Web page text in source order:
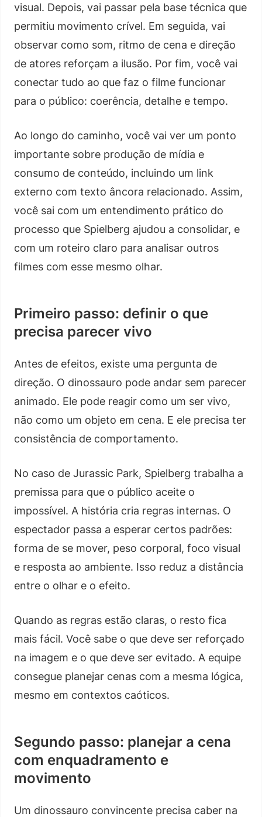
visual. Depois, vai passar pela base técnica que
permitiu movimento crível. Em seguida, vai
observar como som, ritmo de cena e direção
de atores reforçam a ilusão. Por fim, você vai
conectar tudo ao que faz o filme funcionar
para o público: coerência, detalhe e tempo.
Ao longo do caminho, você vai ver um ponto
importante sobre produção de mídia e
consumo de conteúdo, incluindo um link
externo com texto âncora relacionado. Assim,
você sai com um entendimento prático do
processo que Spielberg ajudou a consolidar, e
com um roteiro claro para analisar outros
filmes com esse mesmo olhar.
Primeiro passo: definir o que
precisa parecer vivo
Antes de efeitos, existe uma pergunta de
direção. O dinossauro pode andar sem parecer
animado. Ele pode reagir como um ser vivo,
não como um objeto em cena. E ele precisa ter
consistência de comportamento.
No caso de Jurassic Park, Spielberg trabalha a
premissa para que o público aceite o
impossível. A história cria regras internas. O
espectador passa a esperar certos padrões:
forma de se mover, peso corporal, foco visual
e resposta ao ambiente. Isso reduz a distância
entre o olhar e o efeito.
Quando as regras estão claras, o resto fica
mais fácil. Você sabe o que deve ser reforçado
na imagem e o que deve ser evitado. A equipe
consegue planejar cenas com a mesma lógica,
mesmo em contextos caóticos.
Segundo passo: planejar a cena
com enquadramento e
movimento
Um dinossauro convincente precisa caber na